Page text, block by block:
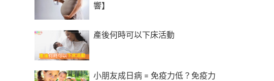
響】
產後何時可以下床活動
小朋友成日病 = 免疫力低？免疫力